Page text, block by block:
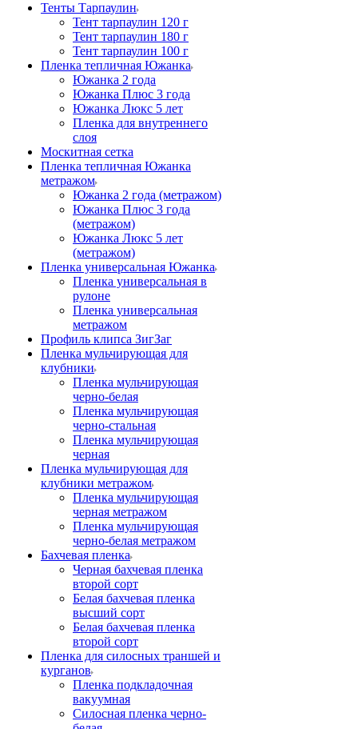
Тенты Тарпаулин
Тент тарпаулин 120 г
Тент тарпаулин 180 г
Тент тарпаулин 100 г
Пленка тепличная Южанка
Южанка 2 года
Южанка Плюс 3 года
Южанка Люкс 5 лет
Пленка для внутреннего
слоя
Москитная сетка
Пленка тепличная Южанка
метражом
Южанка 2 года (метражом)
Южанка Плюс 3 года
(метражом)
Южанка Люкс 5 лет
(метражом)
Пленка универсальная Южанка
Пленка универсальная в
рулоне
Пленка универсальная
метражом
Профиль клипса ЗигЗаг
Пленка мульчирующая для
клубники
Пленка мульчирующая
черно-белая
Пленка мульчирующая
черно-стальная
Пленка мульчирующая
черная
Пленка мульчирующая для
клубники метражом
Пленка мульчирующая
черная метражом
Пленка мульчирующая
черно-белая метражом
Бахчевая пленка
Черная бахчевая пленка
второй сорт
Белая бахчевая пленка
высший сорт
Белая бахчевая пленка
второй сорт
Пленка для силосных траншей и
курганов
Пленка подкладочная
вакуумная
Силосная пленка черно-